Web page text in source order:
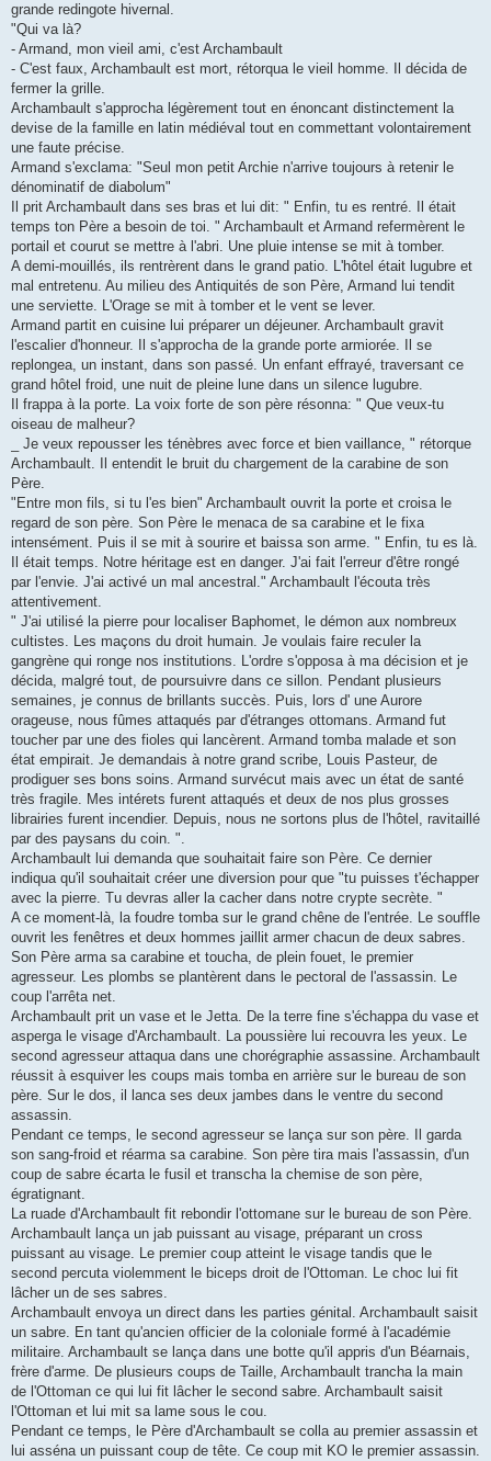
grande redingote hivernal.
"Qui va là?
- Armand, mon vieil ami, c'est Archambault
- C'est faux, Archambault est mort, rétorqua le vieil homme. Il décida de
fermer la grille.
Archambault s'approcha légèrement tout en énoncant distinctement la
devise de la famille en latin médiéval tout en commettant volontairement
une faute précise.
Armand s'exclama: "Seul mon petit Archie n'arrive toujours à retenir le
dénominatif de diabolum"
Il prit Archambault dans ses bras et lui dit: " Enfin, tu es rentré. Il était
temps ton Père a besoin de toi. " Archambault et Armand refermèrent le
portail et courut se mettre à l'abri. Une pluie intense se mit à tomber.
A demi-mouillés, ils rentrèrent dans le grand patio. L'hôtel était lugubre et
mal entretenu. Au milieu des Antiquités de son Père, Armand lui tendit
une serviette. L'Orage se mit à tomber et le vent se lever.
Armand partit en cuisine lui préparer un déjeuner. Archambault gravit
l'escalier d'honneur. Il s'approcha de la grande porte armiorée. Il se
replongea, un instant, dans son passé. Un enfant effrayé, traversant ce
grand hôtel froid, une nuit de pleine lune dans un silence lugubre.
Il frappa à la porte. La voix forte de son père résonna: " Que veux-tu
oiseau de malheur?
_ Je veux repousser les ténèbres avec force et bien vaillance, " rétorque
Archambault. Il entendit le bruit du chargement de la carabine de son
Père.
"Entre mon fils, si tu l'es bien" Archambault ouvrit la porte et croisa le
regard de son père. Son Père le menaca de sa carabine et le fixa
intensément. Puis il se mit à sourire et baissa son arme. " Enfin, tu es là.
Il était temps. Notre héritage est en danger. J'ai fait l'erreur d'être rongé
par l'envie. J'ai activé un mal ancestral." Archambault l'écouta très
attentivement.
" J'ai utilisé la pierre pour localiser Baphomet, le démon aux nombreux
cultistes. Les maçons du droit humain. Je voulais faire reculer la
gangrène qui ronge nos institutions. L'ordre s'opposa à ma décision et je
décida, malgré tout, de poursuivre dans ce sillon. Pendant plusieurs
semaines, je connus de brillants succès. Puis, lors d' une Aurore
orageuse, nous fûmes attaqués par d'étranges ottomans. Armand fut
toucher par une des fioles qui lancèrent. Armand tomba malade et son
état empirait. Je demandais à notre grand scribe, Louis Pasteur, de
prodiguer ses bons soins. Armand survécut mais avec un état de santé
très fragile. Mes intérets furent attaqués et deux de nos plus grosses
librairies furent incendier. Depuis, nous ne sortons plus de l'hôtel, ravitaillé
par des paysans du coin. ".
Archambault lui demanda que souhaitait faire son Père. Ce dernier
indiqua qu'il souhaitait créer une diversion pour que "tu puisses t'échapper
avec la pierre. Tu devras aller la cacher dans notre crypte secrète. "
A ce moment-là, la foudre tomba sur le grand chêne de l'entrée. Le souffle
ouvrit les fenêtres et deux hommes jaillit armer chacun de deux sabres.
Son Père arma sa carabine et toucha, de plein fouet, le premier
agresseur. Les plombs se plantèrent dans le pectoral de l'assassin. Le
coup l'arrêta net.
Archambault prit un vase et le Jetta. De la terre fine s'échappa du vase et
asperga le visage d'Archambault. La poussière lui recouvra les yeux. Le
second agresseur attaqua dans une chorégraphie assassine. Archambault
réussit à esquiver les coups mais tomba en arrière sur le bureau de son
père. Sur le dos, il lanca ses deux jambes dans le ventre du second
assassin.
Pendant ce temps, le second agresseur se lança sur son père. Il garda
son sang-froid et réarma sa carabine. Son père tira mais l'assassin, d'un
coup de sabre écarta le fusil et transcha la chemise de son père,
égratignant.
La ruade d'Archambault fit rebondir l'ottomane sur le bureau de son Père.
Archambault lança un jab puissant au visage, préparant un cross
puissant au visage. Le premier coup atteint le visage tandis que le
second percuta violemment le biceps droit de l'Ottoman. Le choc lui fit
lâcher un de ses sabres.
Archambault envoya un direct dans les parties génital. Archambault saisit
un sabre. En tant qu'ancien officier de la coloniale formé à l'académie
militaire. Archambault se lança dans une botte qu'il appris d'un Béarnais,
frère d'arme. De plusieurs coups de Taille, Archambault trancha la main
de l'Ottoman ce qui lui fit lâcher le second sabre. Archambault saisit
l'Ottoman et lui mit sa lame sous le cou.
Pendant ce temps, le Père d'Archambault se colla au premier assassin et
lui asséna un puissant coup de tête. Ce coup mit KO le premier assassin.